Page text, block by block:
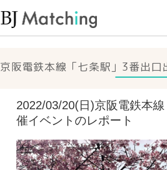
京阪電鉄本線「七条駅」3番出口
2022/03/20(日)京阪電鉄本
催イベントのレポート